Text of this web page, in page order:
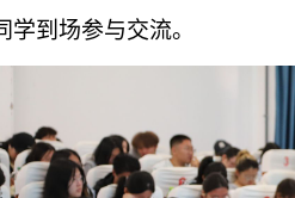
到场参与交流。